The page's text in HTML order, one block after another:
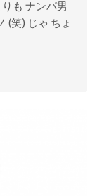
も ナンパ男
(笑) じゃ ちょ